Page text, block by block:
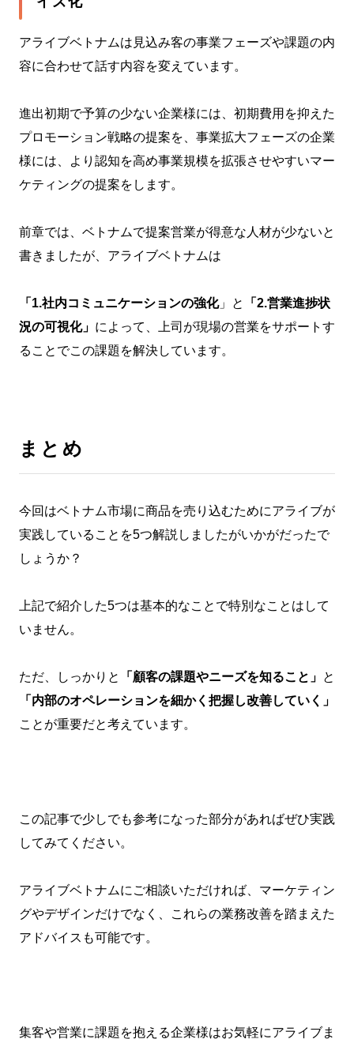
アライブベトナムは見込み客の事業フェーズや課題の内
容に合わせて話す内容を変えています。
進出初期で予算の少ない企業様には、初期費用を抑えた
プロモーション戦略の提案を、事業拡大フェーズの企業
様には、より認知を高め事業規模を拡張させやすいマー
ケティングの提案をします。
前章では、ベトナムで提案営業が得意な人材が少ないと
書きましたが、アライブベトナムは
「1.社内コミュニケーションの強化」と
「2.営業進捗状
況の可視化」 によって、上司が現場の営業をサポートす
ることでこの課題を解決しています。
まとめ
今回はベトナム市場に商品を売り込むためにアライブが
実践していることを5つ解説しましたがいかがだったで
しょうか？
上記で紹介した5つは基本的なことで特別なことはして
いません。
ただ、しっかりと 「顧客の課題やニーズを知ること」 と
「内部のオペレーションを細かく把握し改善していく」
ことが重要だと考えています。
この記事で少しでも参考になった部分があればぜひ実践
してみてください。
アライブベトナムにご相談いただければ、マーケティン
グやデザインだけでなく、これらの業務改善を踏まえた
アドバイスも可能です。
集客や営業に課題を抱える企業様はお気軽にアライブま